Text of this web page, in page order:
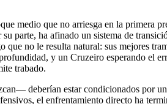
medio que no arriesga en la primera
parte, ha afinado un sistema de
no le resulta natural: sus mejores
y un Cruzeiro esperando el
trabado.
deberían estar condicionados por
el enfrentamiento directo ha